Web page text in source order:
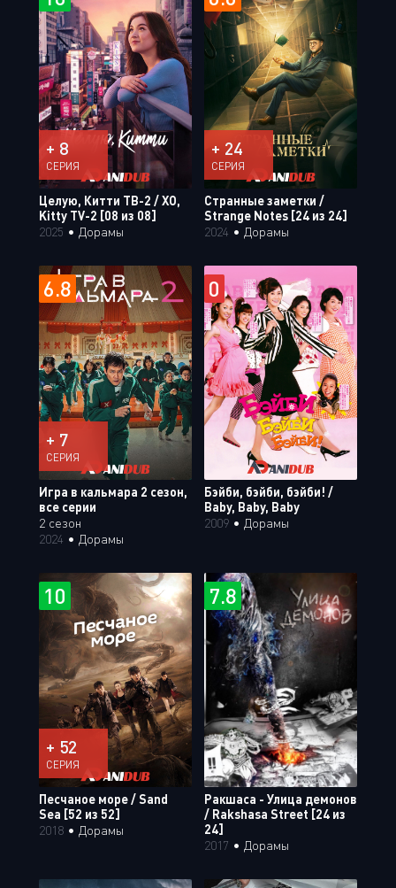
+ 8
СЕРИЯ
Целую, Китти ТВ-2 / XO,
Kitty TV-2 [08 из 08]
2025 • Дорамы
+ 24
СЕРИЯ
Странные заметки /
Strange Notes [24 из 24]
2024 • Дорамы
6.8
+ 7
СЕРИЯ
Игра в кальмара 2 сезон,
все серии
2 сезон
2024 • Дорамы
0
Бэйби, бэйби, бэйби! /
Baby, Baby, Baby
2009 • Дорамы
10
+ 52
СЕРИЯ
Песчаное море / Sand
Sea [52 из 52]
2018 • Дорамы
7.8
Ракшаса - Улица демонов
/ Rakshasa Street [24 из
24]
2017 • Дорамы